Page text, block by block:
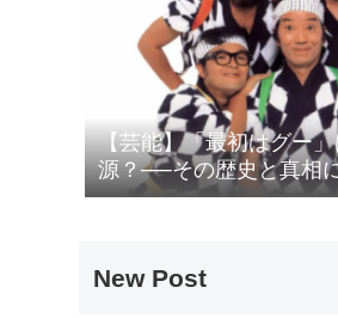
【芸能】「最初はグー
源？──その歴史と真相
New Post